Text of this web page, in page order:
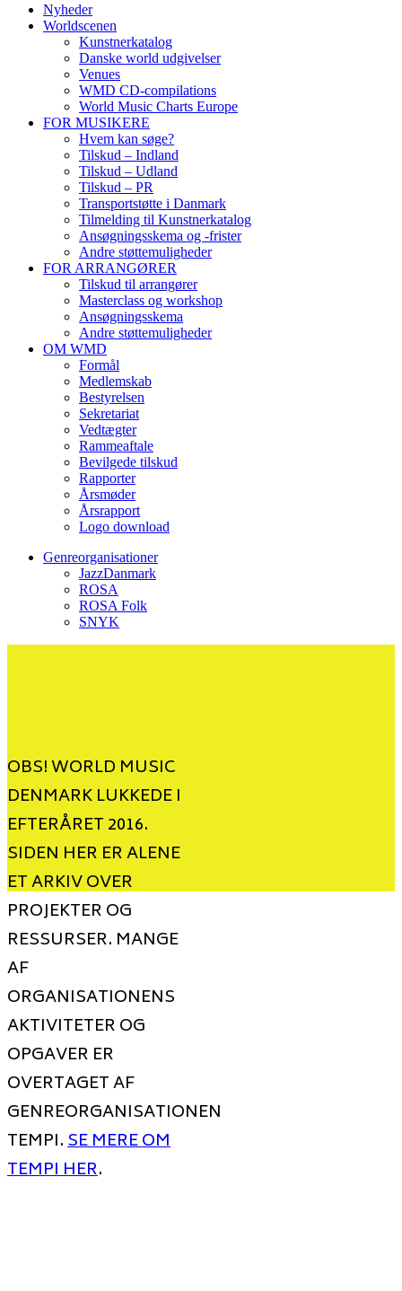
Nyheder
Worldscenen
Kunstnerkatalog
Danske world udgivelser
Venues
WMD CD-compilations
World Music Charts Europe
FOR MUSIKERE
Hvem kan søge?
Tilskud – Indland
Tilskud – Udland
Tilskud – PR
Transportstøtte i Danmark
Tilmelding til Kunstnerkatalog
Ansøgningsskema og -frister
Andre støttemuligheder
FOR ARRANGØRER
Tilskud til arrangører
Masterclass og workshop
Ansøgningsskema
Andre støttemuligheder
OM WMD
Formål
Medlemskab
Bestyrelsen
Sekretariat
Vedtægter
Rammeaftale
Bevilgede tilskud
Rapporter
Årsmøder
Årsrapport
Logo download
Genreorganisationer
JazzDanmark
ROSA
ROSA Folk
SNYK
OBS! WORLD MUSIC
DENMARK LUKKEDE I
EFTERÅRET 2016.
SIDEN HER ER ALENE
ET ARKIV OVER
PROJEKTER OG
RESSURSER. MANGE
AF
ORGANISATIONENS
AKTIVITETER OG
OPGAVER ER
OVERTAGET AF
GENREORGANISATIONEN
TEMPI.SE MERE OM
TEMPI HER.